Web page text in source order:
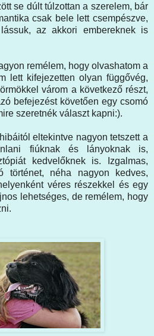
se dúlt túlzottan a szerelem, bár
csak bele lett csempészve,
az akkori embereknek is
remélem, hogy olvashatom a
lett kifejezetten olyan függővég,
várom a következő részt,
befejezést követően egy csomó
szeretnék választ kapni:).
eltekintve nagyon tetszett a
fiúknak és lányoknak is,
kedvelőknek is. Izgalmas,
történet, néha nagyon kedves,
véres részekkel és egy
lehetséges, de remélem, hogy